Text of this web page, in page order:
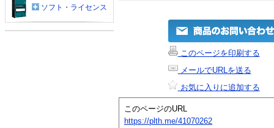
このページを印刷する
メールでURLを送る
お気に入りに追加する
このページのURL
https://plth.me/41070262
ソフト・ライセンス